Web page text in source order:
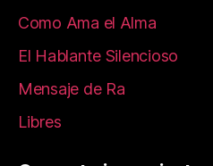
Como Ama el Alma
El Hablante Silencioso
Mensaje de Ra
Libres